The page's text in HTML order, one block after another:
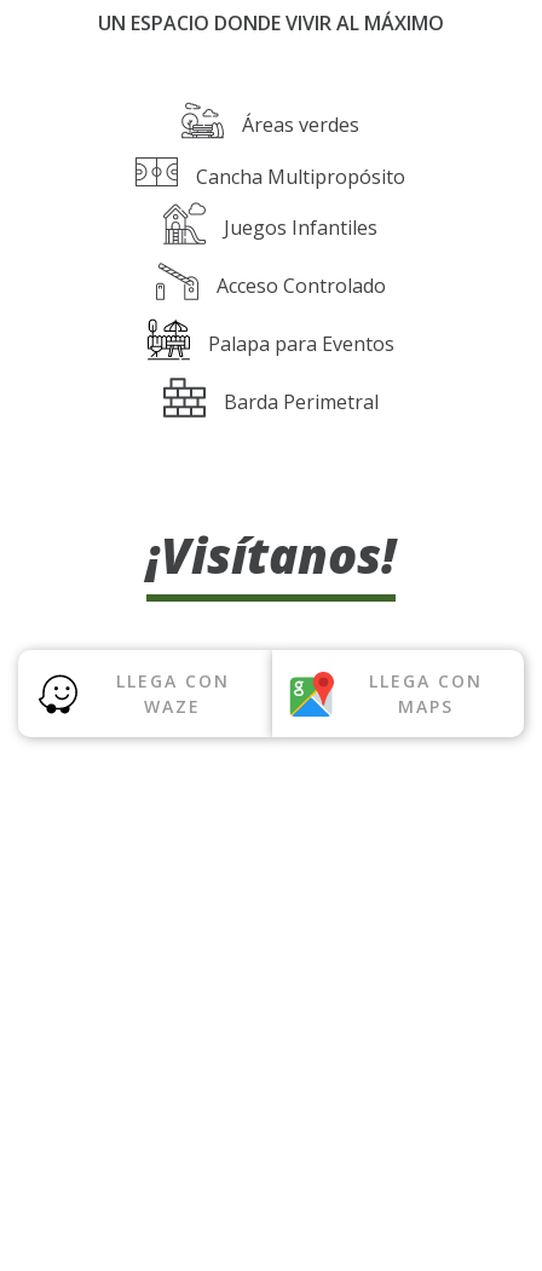
UN ESPACIO DONDE VIVIR AL MÁXIMO
Áreas verdes
Cancha Multipropósito
Juegos Infantiles
Acceso Controlado
Palapa para Eventos
Barda Perimetral
¡Visítanos!
LLEGA CON
WAZE
LLEGA CON
MAPS